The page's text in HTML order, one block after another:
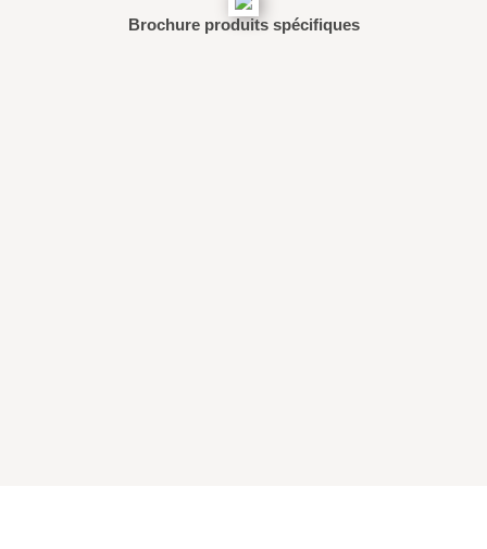
Brochure produits spécifiques